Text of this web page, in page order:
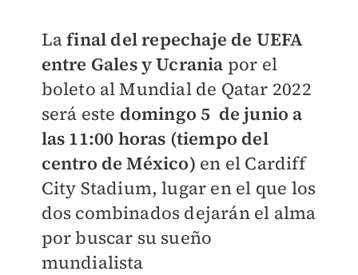
Lafinal del repechaje de UEFA
entre Gales y Ucrania por el
boleto al Mundial de Qatar 2022
será este domingo 5 de junio a
las 11:00 horas (tiempo del
centro de México) en el Cardiff
City Stadium, lugar en el que los
dos combinados dejarán el alma
por buscar su sueño
mundialista